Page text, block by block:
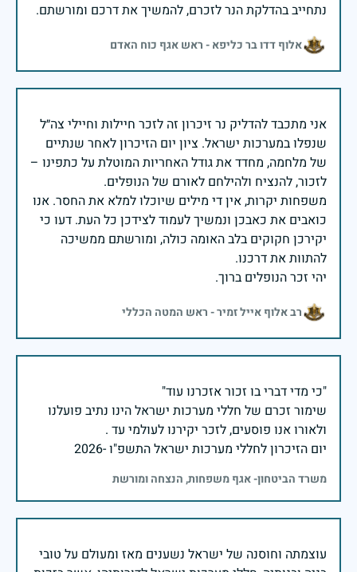
נתחייב בהדלקת הנר לזכרם, להמשיך את דרכם ומורשתם.
אלוף דדו בר כליפא - ראש אגף כוח האדם
אני מתכבד להדליק נר זיכרון זה לזכר חיילות וחיילי צה״ל
שנפלו במערכות ישראל. ציון יום הזיכרון לאחר שנתיים
של מלחמה, מחדד את גודל האחריות המוטלת על כתפינו –
משפחות יקרות, אין די מילים שיוכלו למלא את החסר. אנו
כואבים את כאבכן ונמשיך לעמוד לצידכן כל העת. דעו כי
יקירכן חקוקים בלב האומה כולה, ומורשתם ממשיכה
יהי זכר הנופלים ברוך.
רב אלוף אייל זמיר - ראש המטה הכללי
שימור זכרם של חללי מערכות ישראל הינו נתיב פועלנו
יום הזיכרון לחללי מערכות ישראל התשפ"ו -2026
משרד הביטחון- אגף משפחות, הנצחה ומורשת
עוצמתה וחוסנה של ישראל נשענים מאז ומעולם על טובי